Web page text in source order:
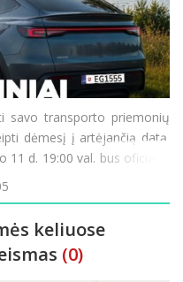
savo transporto priemonių
dėmesį į artėjančią datą.
d. 19:00 val. bus oficialiai
ženklų serijos. Didžiausia
keliuose
(0)